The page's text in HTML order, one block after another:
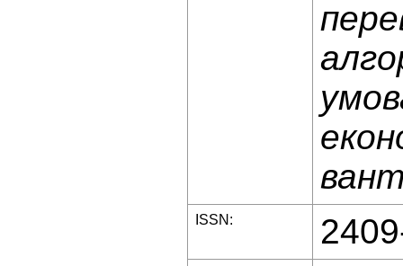
ISSN: